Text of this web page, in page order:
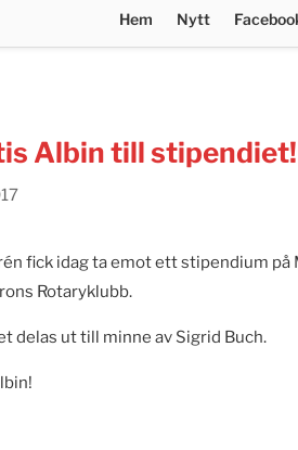
Hem Nytt
Albin till stipendiet!
fick idag ta emot ett stipendium på
Rotaryklubb.
delas ut till minne av Sigrid Buch.